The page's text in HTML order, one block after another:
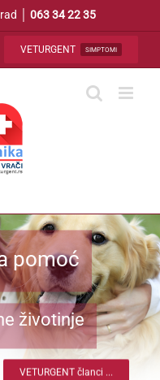
│ 063 34 22 35
VETURGENT SIMPTOMI
pomoć
životinje
VETURGENT članci ...